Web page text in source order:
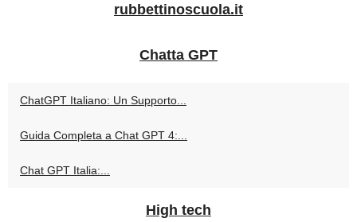
rubbettinoscuola.it
Chatta GPT
ChatGPT Italiano: Un Supporto...
Guida Completa a Chat GPT 4:...
Chat GPT Italia:...
High tech